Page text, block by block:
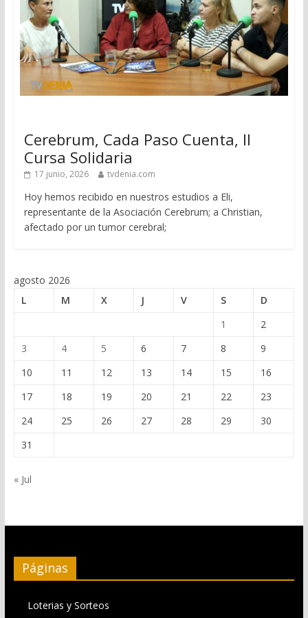
Cerebrum, Cada Paso Cuenta, II
Cursa Solidaria
17 junio, 2026 tvdenia.com
Hoy hemos recibido en nuestros estudios a Eli,
representante de la Asociación Cerebrum; a Christian,
afectado por un tumor cerebral;
agosto 2026
L
M X J V S
D
1
2
3
4 5 6 7 8
9
10
11 12 13 14 15
16
17
18 19 20 21 22
23
24
25 26 27 28 29
30
31
« Jul
Páginas
Loterias y Sorteos